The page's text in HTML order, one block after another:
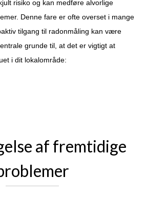
risiko og kan medføre alvorlige
Denne fare er ofte overset i mange
tilgang til radonmåling kan være
grunde til, at det er vigtigt at
i dit lokalområde:
af fremtidige